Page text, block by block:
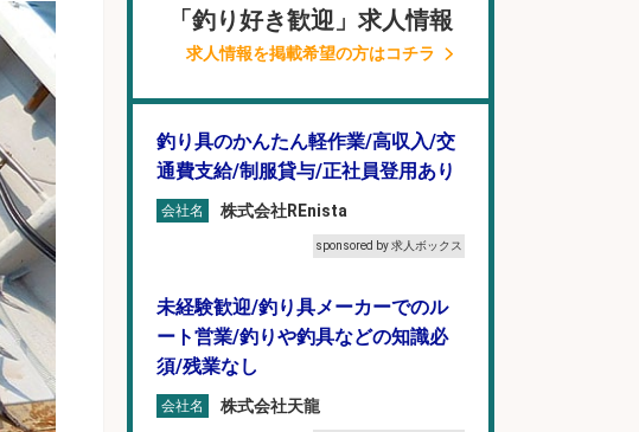
「釣り好き歓迎」求人情報
求人情報を掲載希望の方はコチラ
釣り具のかんたん軽作業/高収入/交
通費支給/制服貸与/正社員登用あり
会社名 株式会社REnista
sponsored by 求人ボックス
未経験歓迎/釣り具メーカーでのル
ート営業/釣りや釣具などの知識必
須/残業なし
会社名 株式会社天龍